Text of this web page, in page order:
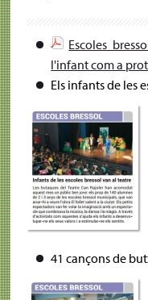
Escoles
l'infant com a
Els infants de les
41 cançons de